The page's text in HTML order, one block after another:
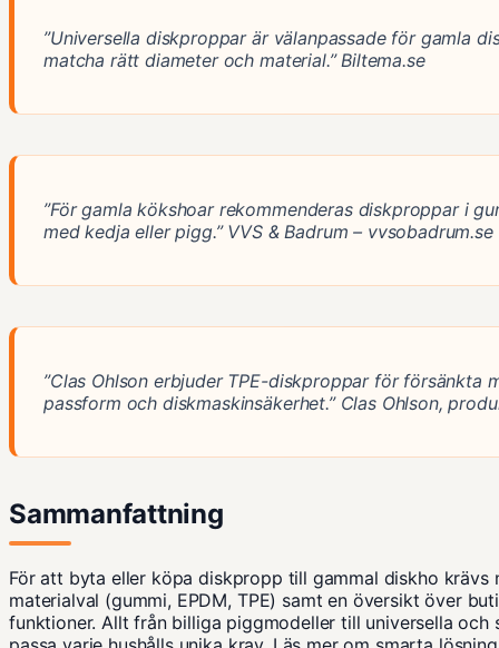
”Universella diskproppar är välanpassade för gamla
matcha rätt diameter och material.” Biltema.se
”För gamla kökshoar rekommenderas diskproppar i
med kedja eller pigg.” VVS & Badrum – vvsobadrum.se
”Clas Ohlson erbjuder TPE-diskproppar för försänkta
passform och diskmaskinsäkerhet.” Clas Ohlson,
Sammanfattning
För att byta eller köpa diskpropp till gammal diskho krävs
materialval (gummi, EPDM, TPE) samt en översikt över
funktioner. Allt från billiga piggmodeller till universella